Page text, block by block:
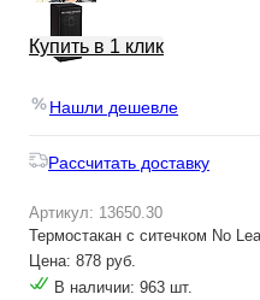
Купить в 1 клик
Нашли дешевле
Рассчитать доставку
Артикул: 13650.30
Термостакан с ситечком No
Цена: 878 руб.
В наличии: 963 шт.